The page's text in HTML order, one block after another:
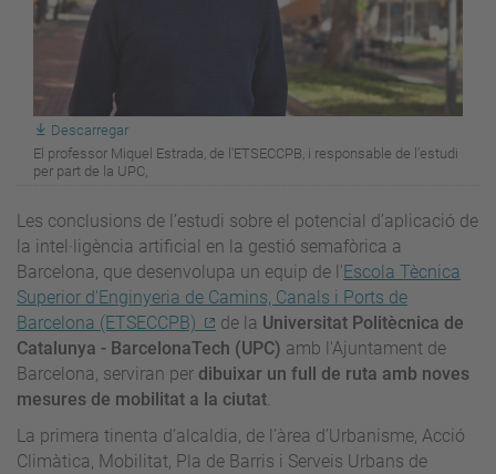
Descarregar
El professor Miquel Estrada, de l'ETSECCPB, i responsable de l’estudi
per part de la UPC,
Les conclusions de l’estudi sobre el potencial d’aplicació de
la intel·ligència artificial en la gestió semafòrica a
Barcelona, que desenvolupa un equip de l'Escola Tècnica
Superior d'Enginyeria de Camins, Canals i Ports de
Barcelona (ETSECCPB)
de la Universitat Politècnica de
Catalunya - BarcelonaTech (UPC) amb l'Ajuntament de
Barcelona, serviran per dibuixar un full de ruta amb noves
mesures de mobilitat a la ciutat.
La primera tinenta d’alcaldia, de l’àrea d’Urbanisme, Acció
Climàtica, Mobilitat, Pla de Barris i Serveis Urbans de